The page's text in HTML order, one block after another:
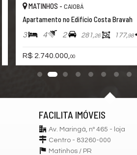
MATINHOS - CAIOBÁ
Apartamento no Edifício Costa Bravah
3 4 2 281,26 177,98
R$ 2.740.000, 00
FACILITA IMÓVEIS
Av. Maringá, nº 465 - loja
Centro - 83260-000
Matinhos / PR